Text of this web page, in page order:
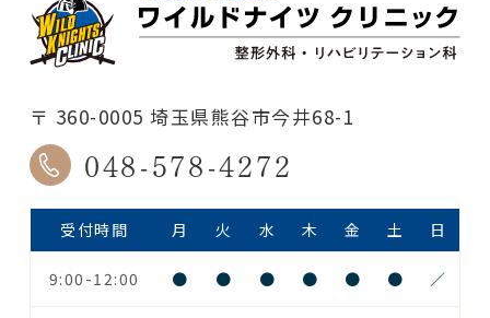
〒 360-0005 埼玉県熊谷市今井68-1
048-578-4272
受付時間 月 火 水 木 金 土 日
9:00-12:00 ● ● ● ● ● ● ／